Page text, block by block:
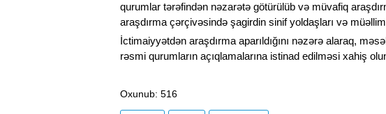
qurumlar tərəfindən nəzarətə götürülüb və müvafiq
araşdırma çərçivəsində şagirdin sinif yoldaşları və
İctimaiyyətdən araşdırma aparıldığını nəzərə alaraq,
rəsmi qurumların açıqlamalarına istinad edilməsi xahiş
Oxunub: 516